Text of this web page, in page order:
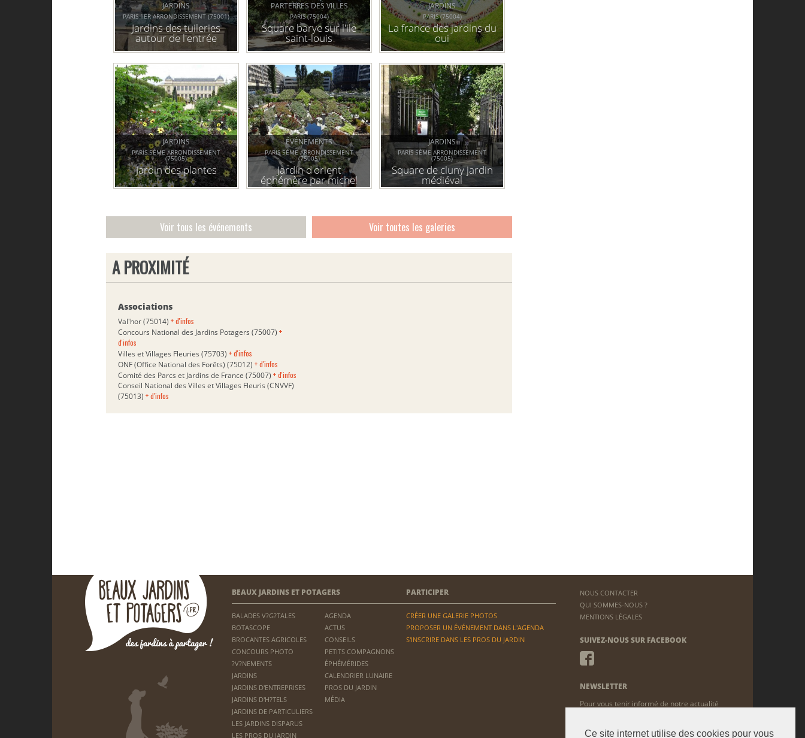
Ce site internet utilise des cookies pour vous
JARDINS
PARIS 1ER ARRONDISSEMENT (75001)
Jardins des tuileries
autour de l'entrée
"poterne de l'orangerie"
PARTERRES DES VILLES
PARIS (75004)
Square barye sur l'ile
saint-louis
JARDINS
PARIS (75004)
La france des jardins du
oui
JARDINS
PARIS 5ÈME ARRONDISSEMENT
(75005)
Jardin des plantes
ÉVÉNEMENTS
PARIS 5ÈME ARRONDISSEMENT
(75005)
Jardin d'orient
éphémère par michel
péna
JARDINS
PARIS 5ÈME ARRONDISSEMENT
(75005)
Square de cluny jardin
médiéval
Voir tous les événements Voir toutes les galeries
A PROXIMITÉ
Associations
Val'hor (75014) + d'infos
Concours National des Jardins Potagers (75007) +
d'infos
Villes et Villages Fleuries (75703) + d'infos
ONF (Office National des Forêts) (75012) + d'infos
Comité des Parcs et Jardins de France (75007) + d'infos
Conseil National des Villes et Villages Fleuris (CNVVF)
(75013) + d'infos
BEAUX JARDINS ET POTAGERS
BALADES V?G?TALES
BOTASCOPE
BROCANTES AGRICOLES
CONCOURS PHOTO
?V?NEMENTS
JARDINS
JARDINS D'ENTREPRISES
JARDINS D'H?TELS
JARDINS DE PARTICULIERS
LES JARDINS DISPARUS
LES PROS DU JARDIN
AGENDA
ACTUS
CONSEILS
PETITS COMPAGNONS
ÉPHÉMÉRIDES
CALENDRIER LUNAIRE
PROS DU JARDIN
MÉDIA
PARTICIPER
CRÉER UNE GALERIE PHOTOS
PROPOSER UN ÉVÉNEMENT DANS L'AGENDA
S'INSCRIRE DANS LES PROS DU JARDIN
NOUS CONTACTER
QUI SOMMES-NOUS ?
MENTIONS LÉGALES
SUIVEZ-NOUS SUR FACEBOOK
NEWSLETTER
Pour vous tenir informé de notre actualité